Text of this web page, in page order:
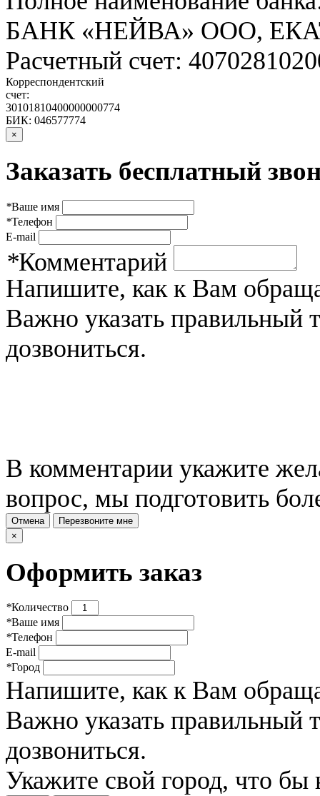
БАНК «НЕЙВА» ООО,
Расчетный счет:
Корреспондентский
счет:
30101810400000000774
БИК: 046577774
×
Заказать бесплатный
*Ваше имя
*Телефон
E-mail
*Комментарий
Напишите, как к Вам
Важно указать
дозвониться.
В комментарии укажите
вопрос, мы подготовить
Отмена
Перезвоните мне
×
Оформить заказ
*Количество
*Ваше имя
*Телефон
E-mail
*Город
Напишите, как к Вам
Важно указать
дозвониться.
Укажите свой город, что